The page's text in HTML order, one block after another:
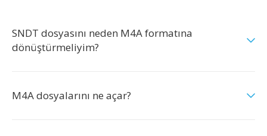
SNDT dosyasını neden M4A formatına
dönüştürmeliyim?
M4A dosyalarını ne açar?